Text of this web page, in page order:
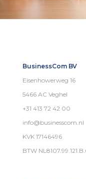
BusinessCom BV
Eisenhowerweg 16
5466 AC Veghel
+31 413 72 42 00
info@businesscom.nl
KVK 17146496
BTW